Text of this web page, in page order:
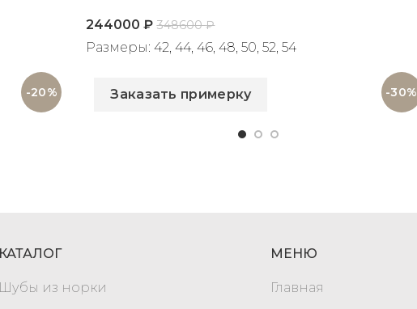
-20% -30%
244000₽ 348600₽
Размеры: 42, 44, 46, 48, 50, 52, 54
Заказать примерку
КАТАЛОГ
Шубы из норки
МЕНЮ
Главная